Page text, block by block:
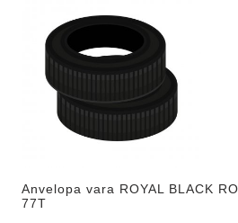
Anvelopa vara ROYAL BLACK
77T